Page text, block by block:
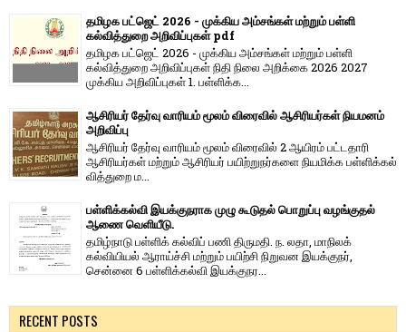
தமிழக பட்ஜெட் 2026 - முக்கிய அம்சங்கள் மற்றும் பள்ளி
கல்வித்துறை அறிவிப்புகள் pdf
தமிழக பட்ஜெட் 2026 - முக்கிய அம்சங்கள் மற்றும் பள்ளி
கல்வித்துறை அறிவிப்புகள் நிதி நிலை அறிக்கை 2026 2027
முக்கிய அறிவிப்புகள் 1. பள்ளிக்க...
ஆசிரியர் தேர்வு வாரியம் மூலம் விரைவில் ஆசிரியர்கள் நியமனம்
அறிவிப்பு
ஆசிரியர் தேர்வு வாரி​யம் மூலம் விரை​வில் 2 ஆயிரம் பட்​ட​தாரி
ஆசிரியர்​கள் மற்​றும் ஆசிரியர் பயிற்றுநர்​களை நியமிக்க பள்​ளிக்​கல்​
வித்​துறை ம...
பள்ளிக்கல்வி இயக்குநராக முழு கூடுதல் பொறுப்பு வழங்குதல்
ஆணை வெளியீடு.
தமிழ்நாடு பள்ளிக் கல்விப் பணி திருமதி. ந. லதா, மாநிலக்
கல்வியியல் ஆராய்ச்சி மற்றும் பயிற்சி நிறுவன இயக்குநர்,
சென்னை 6 பள்ளிக்கல்வி இயக்குநர...
RECENT POSTS